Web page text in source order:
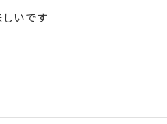
いです